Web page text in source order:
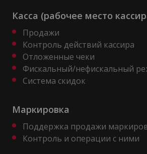
Касса (рабочее место
Продажи
Контроль действий кассира
Отложенные чеки
Фискальный/нефискальный
Система скидок
Маркировка
Поддержка продажи
Контроль и операции с ними